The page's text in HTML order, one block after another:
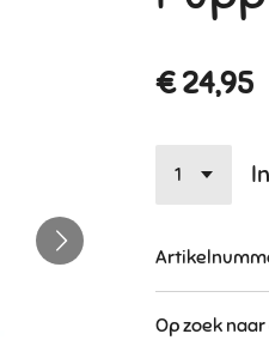
€ 24,95
Op zoek